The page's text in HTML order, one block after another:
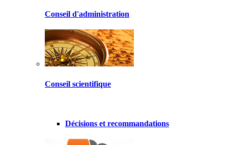
Conseil d'administration
Conseil scientifique
Décisions et recommandations